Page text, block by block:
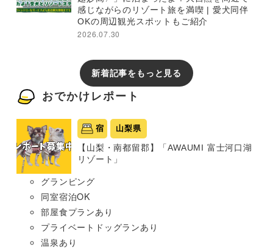
感じながらのリゾート旅を満喫 | 愛犬同伴
OKの周辺観光スポットもご紹介
2026.07.30
新着記事をもっと見る
おでかけレポート
宿 山梨県
【山梨・南都留郡】「AWAUMI 富士河口湖
リゾート」
グランピング
同室宿泊OK
部屋食プランあり
プライベートドッグランあり
温泉あり